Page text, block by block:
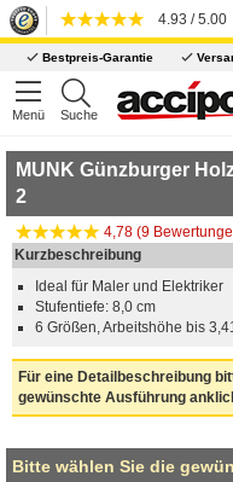
4.93 / 5.00
Bestpreis-Garantie
Menü Suche
MUNK Günzburger
2
4,78 (9
Kurzbeschreibung
Ideal für Maler und Elektriker
Stufentiefe: 8,0 cm
6 Größen, Arbeitshöhe bis
Für eine Detailbeschreibung
gewünschte Ausführung
Bitte wählen Sie die